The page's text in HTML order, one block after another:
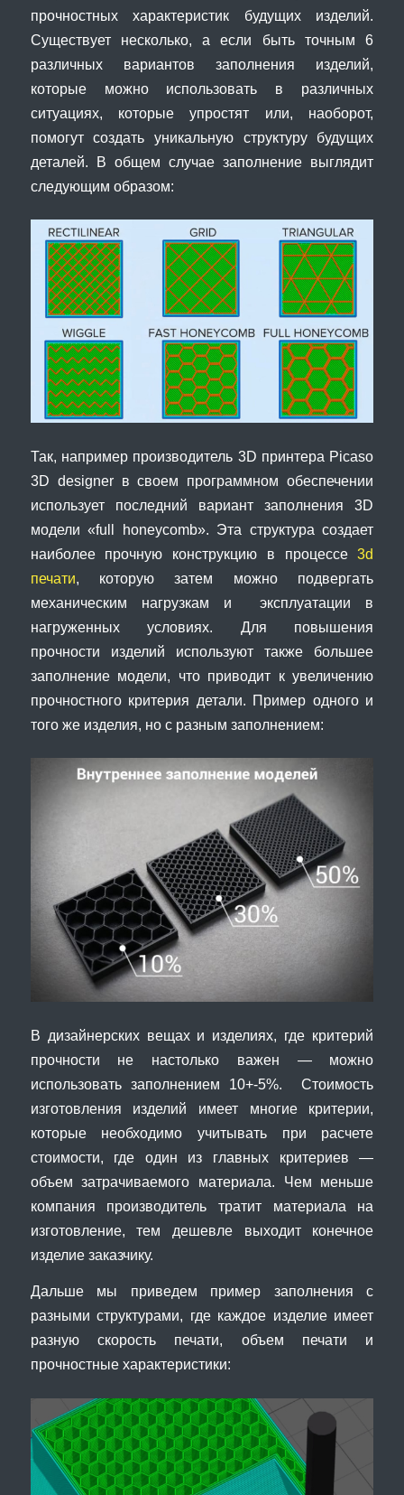
прочностных характеристик будущих изделий.
Существует несколько, а если быть точным 6
различных вариантов заполнения изделий,
которые можно использовать в различных
ситуациях, которые упростят или, наоборот,
помогут создать уникальную структуру будущих
деталей. В общем случае заполнение выглядит
следующим образом:
Так, например производитель 3D принтера Picaso
3D designer в своем программном обеспечении
использует последний вариант заполнения 3D
модели «full honeycomb». Эта структура создает
наиболее прочную конструкцию в процессе3d
печати , которую затем можно подвергать
механическим нагрузкам и эксплуатации в
нагруженных условиях. Для повышения
прочности изделий используют также большее
заполнение модели, что приводит к увеличению
прочностного критерия детали. Пример одного и
того же изделия, но с разным заполнением:
В дизайнерских вещах и изделиях, где критерий
прочности не настолько важен — можно
использовать заполнением 10+-5%. Стоимость
изготовления изделий имеет многие критерии,
которые необходимо учитывать при расчете
стоимости, где один из главных критериев —
объем затрачиваемого материала. Чем меньше
компания производитель тратит материала на
изготовление, тем дешевле выходит конечное
изделие заказчику.
Дальше мы приведем пример заполнения с
разными структурами, где каждое изделие имеет
разную скорость печати, объем печати и
прочностные характеристики: